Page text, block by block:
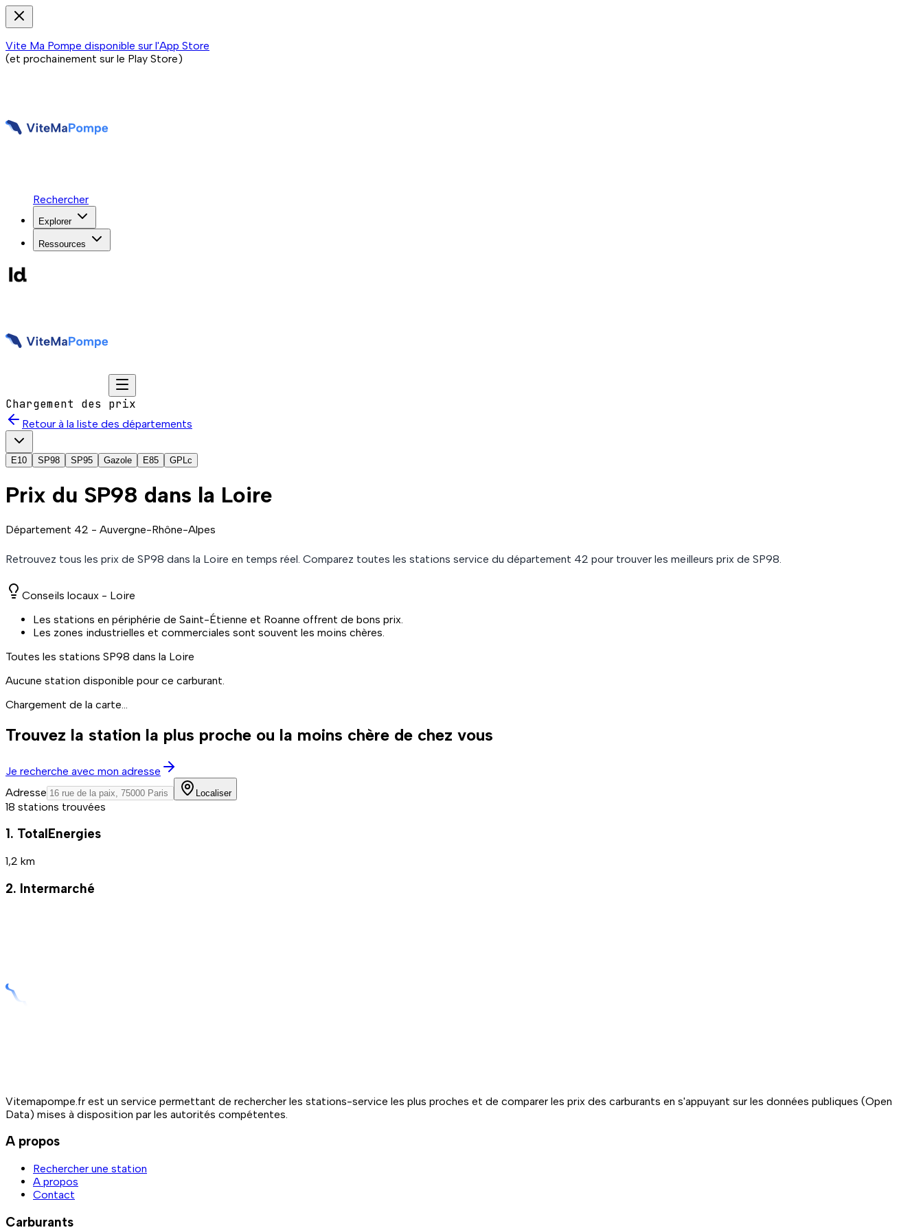
Vite Ma Pompe disponible sur l'App Store
(et prochainement sur le Play Store)
Rechercher
Explorer
Ressources
Chargement des prix
Retour à la liste des départements
E10 SP98 SP95 Gazole E85 GPLc
Prix du SP98 dans la Loire
Département 42 - Auvergne-Rhône-Alpes
Retrouvez tous les prix de SP98 dans la Loire en temps réel. Comparez toutes les stations service du département 42 pour trouver les meilleurs prix de SP98.
Conseils locaux - Loire
Les stations en périphérie de Saint-Étienne et Roanne offrent de bons prix.
Les zones industrielles et commerciales sont souvent les moins chères.
Toutes les stations SP98 dans la Loire
Aucune station disponible pour ce carburant.
Chargement de la carte...
Trouvez la station la plus proche ou la moins chère de chez vous
Je recherche avec mon adresse
Adresse
Localiser
18 stations trouvées
1. TotalEnergies
1,2 km
2. Intermarché
Vitemapompe.fr est un service permettant de rechercher les stations-service les plus proches et de comparer les prix des carburants en s'appuyant sur les données publiques (Open
Data) mises à disposition par les autorités compétentes.
A propos
Rechercher une station
A propos
Contact
Carburants